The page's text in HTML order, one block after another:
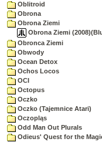
Oblitroid
Obrona
Obrona Ziemi
Obrona Ziemi
Obronca Ziemi
Obwody
Ocean Detox
Ochos Locos
OCI
Octopus
Oczko
Oczko (Tajemnice Atari)
Oczopląs
Odd Man Out Plurals
Odieus' Quest for the